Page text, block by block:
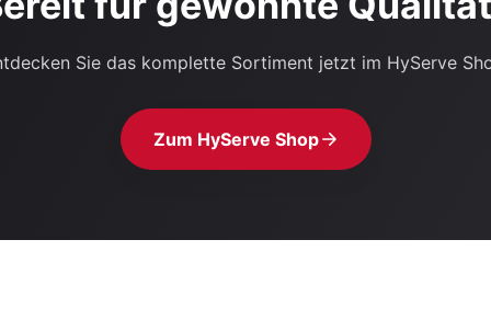
Sie das komplette Sortiment jetzt im HyServe
Zum HyServe Shop